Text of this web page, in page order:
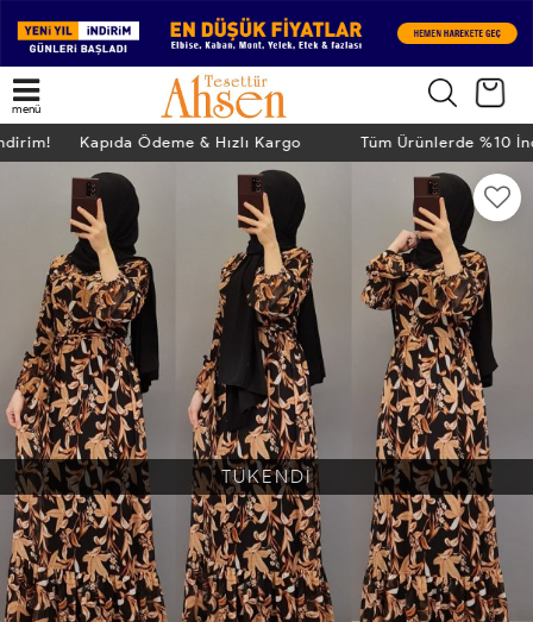
menü
Kapıda Ödeme & Hızlı Kargo Tüm Ürünlerde %10
TÜKENDİ